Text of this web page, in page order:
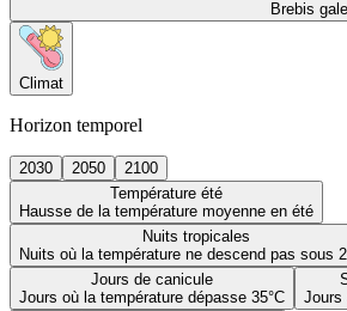
Brebis
Climat
Horizon temporel
2030 2050
2100
Température été
Hausse de la température moyenne en été
Nuits tropicales
Nuits où la température ne descend pas sous
Jours de canicule
Jours où la température dépasse 35°C
Jours